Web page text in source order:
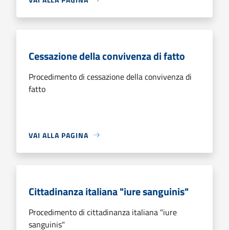
Cessazione della convivenza di fatto
Procedimento di cessazione della convivenza di
fatto
VAI ALLA PAGINA
Cittadinanza italiana "iure sanguinis"
Procedimento di cittadinanza italiana "iure
sanguinis"